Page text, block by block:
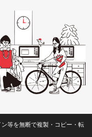
等を無断で複製・コピー・転